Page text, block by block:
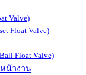
Valve)
Float Valve)
Float Valve)
น้างาน